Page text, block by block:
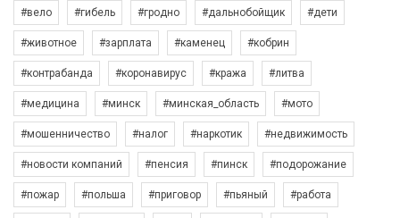
#вело #гибель #гродно #дальнобойщик #дети
#животное #зарплата #каменец #кобрин
#контрабанда #коронавирус #кража #литва
#медицина #минск #минская_область #мото
#мошенничество #налог #наркотик #недвижимость
#новости компаний #пенсия #пинск #подорожание
#пожар #польша #приговор #пьяный #работа